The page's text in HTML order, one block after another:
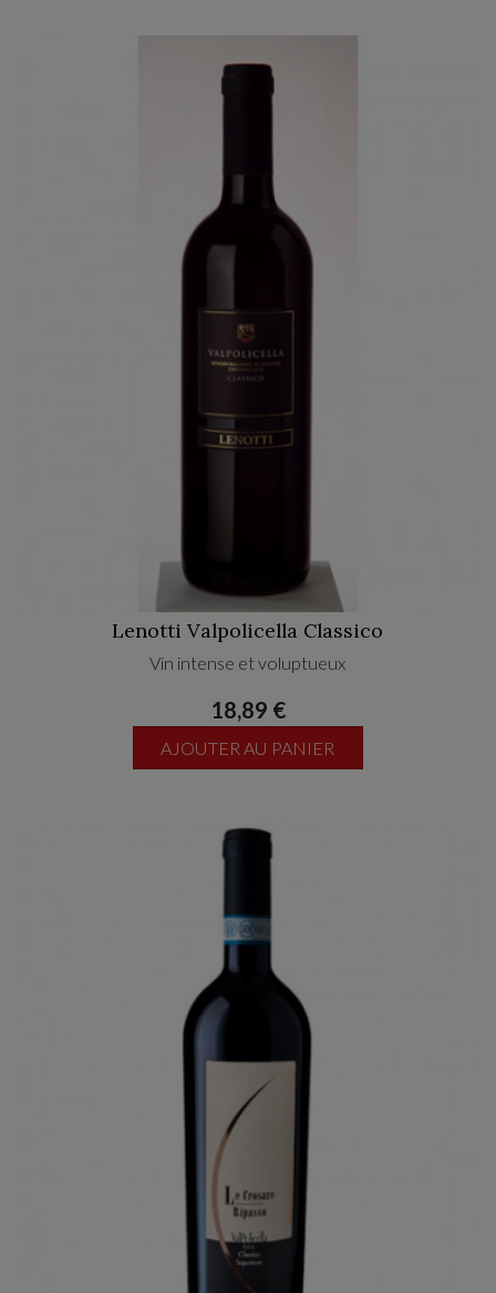
Lenotti Valpolicella Classico
Vin intense et voluptueux
18,89 €
AJOUTER AU PANIER